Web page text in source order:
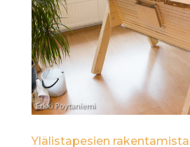
Ylälistapesien rakentamista